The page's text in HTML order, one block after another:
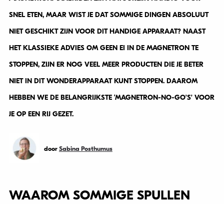
SNEL ETEN, MAAR WIST JE DAT SOMMIGE DINGEN ABSOLUUT
NIET GESCHIKT ZIJN VOOR DIT HANDIGE APPARAAT? NAAST
HET KLASSIEKE ADVIES OM GEEN EI IN DE MAGNETRON TE
STOPPEN, ZIJN ER NOG VEEL MEER PRODUCTEN DIE JE BETER
NIET IN DIT WONDERAPPARAAT KUNT STOPPEN. DAAROM
HEBBEN WE DE BELANGRIJKSTE ‘MAGNETRON-NO-GO’S’ VOOR
JE OP EEN RIJ GEZET.
door Sabina Posthumus
WAAROM SOMMIGE SPULLEN